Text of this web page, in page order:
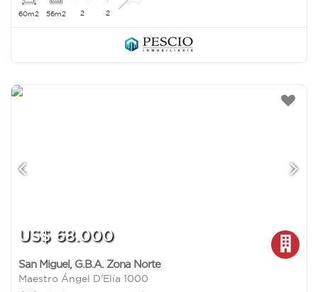
60m2 56m2 2 2
US$ 68.000
San Miguel, G.B.A. Zona Norte
Maestro Ángel D'Elía 1000